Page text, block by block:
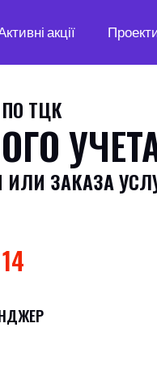
акції
ТЦК
ЗАКАЗА